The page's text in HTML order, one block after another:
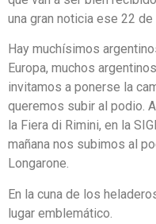
una gran noticia ese 22 de
Hay muchísimos
Europa, muchos
invitamos a ponerse la
queremos subir al podio.
la Fiera di Rimini, en la
mañana nos subimos al
Longarone.
En la cuna de los
lugar emblemático.